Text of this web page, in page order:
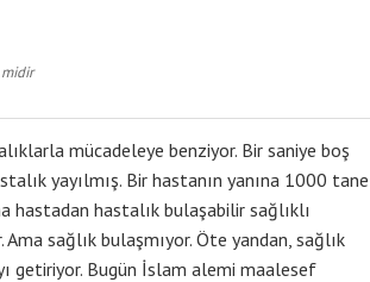
midir
mücadeleye benziyor. Bir saniye boş
yayılmış. Bir hastanın yanına 1000 tane
hastadan hastalık bulaşabilir sağlıklı
sağlık bulaşmıyor. Öte yandan, sağlık
getiriyor. Bugün İslam alemi maalesef